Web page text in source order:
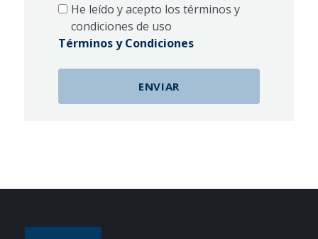
He leído y acepto los términos y
condiciones de uso
Términos y Condiciones